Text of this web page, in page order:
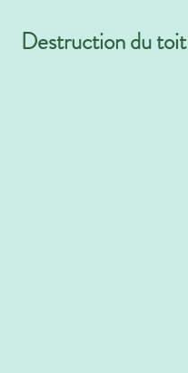
Destruction du